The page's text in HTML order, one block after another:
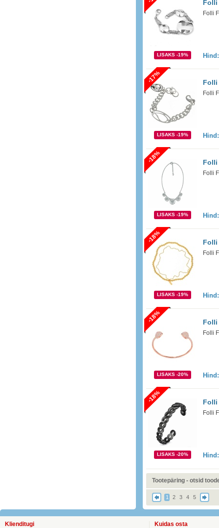
Folli
LISAKS -19%
Folli
Folli
LISAKS -19%
-17%
Folli
Folli
LISAKS -19%
-18%
Folli
Folli
LISAKS -19%
-18%
Folli
Folli
LISAKS -20%
-18%
Folli
Folli
LISAKS -20%
-18%
Tootepäring - otsid
1 2 3 4 5
Klienditugi Kuidas osta